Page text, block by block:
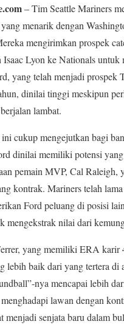
– Tim Seattle Mariners
menarik dengan
mengirimkan prospek
Lyon ke Nationals untuk
yang telah menjadi prospek
dinilai tinggi meskipun
lambat.
ini cukup mengejutkan bagi
dinilai memiliki potensi
pemain MVP, Cal Raleigh,
kontrak. Mariners telah
Ford peluang di posisi
mengekstrak nilai dari
yang memiliki ERA karir
lebih baik dari yang tertera di
nya mencapai lebih
lawan dengan
menjadi senjata baru dalam